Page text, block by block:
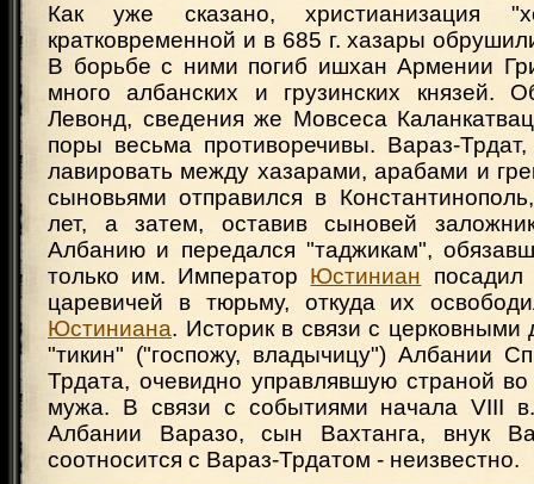
Как уже сказано, христианизация
кратковременной и в 685 г. хазары
В борьбе с ними погиб ишхан Армении
много албанских и грузинских князей.
Левонд, сведения же Мовсеса
поры весьма противоречивы. Вараз-
лавировать между хазарами, арабами и
сыновьями отправился в
лет, а затем, оставив сыновей
Албанию и передался "таджикам",
только им. Император Юстиниан посадил
царевичей в тюрьму, откуда их
Юстиниана. Историк в связи с церковными
"тикин" ("госпожу, владычицу") Албании
Трдата, очевидно управлявшую страной во
мужа. В связи с событиями начала VIII
Албании Варазо, сын Вахтанга, внук
соотносится с Вараз-Трдатом - неизвестно.